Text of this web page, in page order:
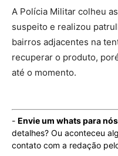
A Polícia Militar colheu
suspeito e realizou
bairros adjacentes na
recuperar o produto,
até o momento.
- Envie um whats para
detalhes? Ou aconteceu
contato com a redação